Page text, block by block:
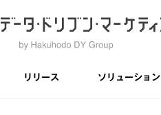
リリース ソリューション